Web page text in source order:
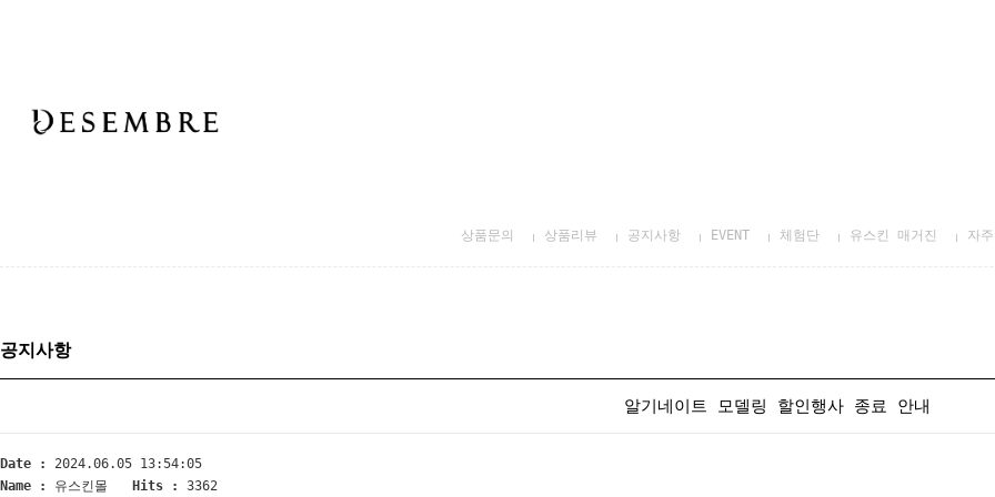
상품문의 상품리뷰 공지사항 EVENT 체험단 유스킨 매거진 자
공지사항
알기네이트 모델링 할인행사 종료 안내
Date :
2024.06.05 13:54:05
Name :
유스킨몰 Hits : 3362